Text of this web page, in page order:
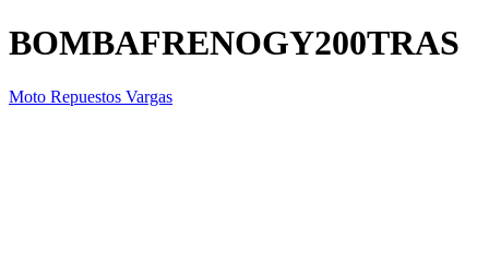
BOMBAFRENOGY200TRAS
Moto Repuestos Vargas